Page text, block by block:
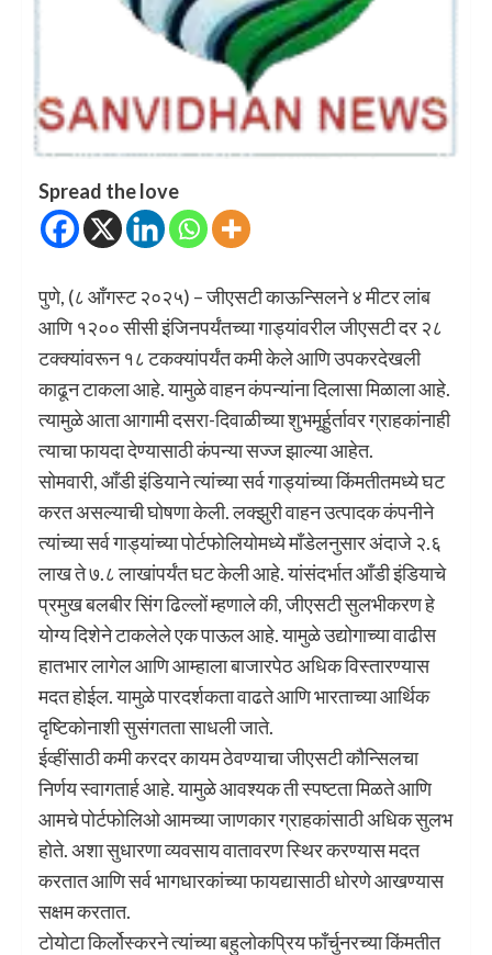
Spread the love
पुणे, (८ आँगस्ट २०२५) – जीएसटी काऊन्सिलने ४ मीटर लांब
आणि १२०० सीसी इंजिनपर्यंतच्या गाड्यांवरील जीएसटी दर २८
टक्क्यांवरून १८ टकक्यांपर्यंत कमी केले आणि उपकरदेखली
काढून टाकला आहे. यामुळे वाहन कंपन्यांना दिलासा मिळाला आहे.
त्यामुळे आता आगामी दसरा-दिवाळीच्या शुभमूर्हुर्तावर ग्राहकांनाही
त्याचा फायदा देण्यासाठी कंपन्या सज्ज झाल्या आहेत.
सोमवारी, आँडी इंडियाने त्यांच्या सर्व गाड्यांच्या किंमतीतमध्ये घट
करत असल्याची घोषणा केली. लक्झुरी वाहन उत्पादक कंपनीने
त्यांच्या सर्व गाड्यांच्या पोर्टफोलियोमध्ये माँडेलनुसार अंदाजे २.६
लाख ते ७.८ लाखांपर्यंत घट केली आहे. यांसंदर्भात आँडी इंडियाचे
प्रमुख बलबीर सिंग ढिल्लों म्हणाले की, जीएसटी सुलभीकरण हे
योग्य दिशेने टाकलेले एक पाऊल आहे. यामुळे उद्योगाच्या वाढीस
हातभार लागेल आणि आम्हाला बाजारपेठ अधिक विस्तारण्यास
मदत होईल. यामुळे पारदर्शकता वाढते आणि भारताच्या आर्थिक
दृष्टिकोनाशी सुसंगतता साधली जाते.
ईव्हींसाठी कमी करदर कायम ठेवण्याचा जीएसटी कौन्सिलचा
निर्णय स्वागतार्ह आहे. यामुळे आवश्यक ती स्पष्टता मिळते आणि
आमचे पोर्टफोलिओ आमच्या जाणकार ग्राहकांसाठी अधिक सुलभ
होते. अशा सुधारणा व्यवसाय वातावरण स्थिर करण्यास मदत
करतात आणि सर्व भागधारकांच्या फायद्यासाठी धोरणे आखण्यास
सक्षम करतात.
टोयोटा किर्लोस्करने त्यांच्या बहुलोकप्रिय फाँर्चुनरच्या किंमतीत